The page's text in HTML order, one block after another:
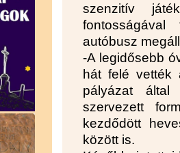
szenzitív
fontosságával
autóbusz
-A legidősebb
hát felé vették
pályázat által
szervezett
kezdődött
között is.